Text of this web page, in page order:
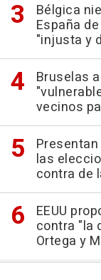
Bélgica
España
"injusta y
Bruselas
vecinos
las
contra de
EEUU
contra "la
Ortega y